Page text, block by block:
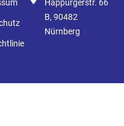
Happurgerstr. 66
B, 90482
Nürnberg